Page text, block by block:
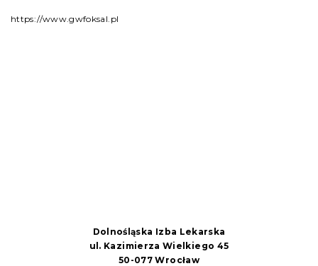
https://www.gwfoksal.pl
Dolnośląska Izba Lekarska
ul. Kazimierza Wielkiego 45
50-077 Wrocław